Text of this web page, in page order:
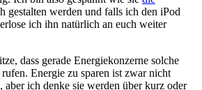
gestalten werden und falls ich den iPod
ich ihn natürlich an euch weiter
dass gerade Energiekonzerne solche
Energie zu sparen ist zwar nicht
aber ich denke sie werden über kurz oder